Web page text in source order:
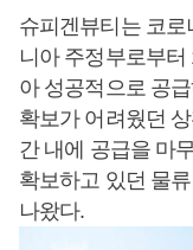
슈피겐뷰티는 코로
니아 주정부로부
아 성공적으로 공
확보가 어려웠던
간 내에 공급을 마
확보하고 있던 물
나왔다.